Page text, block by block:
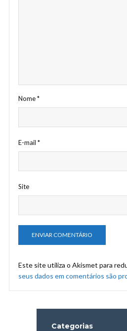
Nome*
E-mail *
Site
Este site utiliza o Akismet para
seus dados em comentários são
Categorias